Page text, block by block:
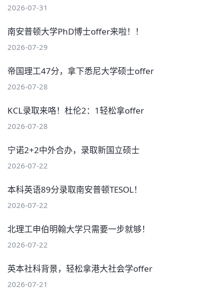
2026-07-31
南安普顿大学PhD博士offer来啦！！
2026-07-29
帝国理工47分，拿下悉尼大学硕士offer
2026-07-28
KCL录取来咯！杜伦2：1轻松拿offer
2026-07-28
宁诺2+2中外合办，录取新国立硕士
2026-07-22
本科英语89分录取南安普顿TESOL！
2026-07-22
北理工申伯明翰大学只需要一步就够！
2026-07-22
英本社科背景，轻松拿港大社会学offer
2026-07-21